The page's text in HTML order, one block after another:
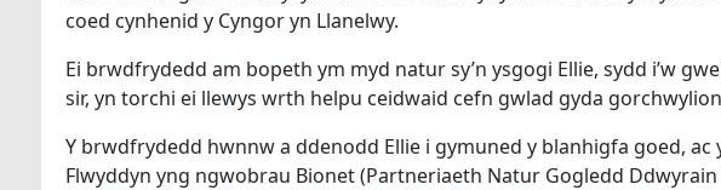
coed cynhenid y Cyngor yn Llanelwy.
Ei brwdfrydedd am bopeth ym myd natur sy’n ysgogi Ellie, sydd i’w
sir, yn torchi ei llewys wrth helpu ceidwaid cefn gwlad gyda
Y brwdfrydedd hwnnw a ddenodd Ellie i gymuned y blanhigfa goed,
Flwyddyn yng ngwobrau Bionet (Partneriaeth Natur Gogledd